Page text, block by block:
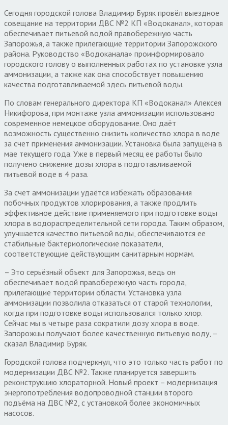
Сегодня городской голова Владимир Буряк провёл выездное
совещание на территории ДВС №2 КП «Водоканал», которая
обеспечивает питьевой водой правобережную часть
Запорожья, а также прилегающие территории Запорожского
района. Руководство «Водоканала» проинформировало
городского голову о выполненных работах по установке узла
аммонизации, а также как она способствует повышению
качества подготавливаемой здесь питьевой воды.
По словам генерального директора КП «Водоканал» Алексея
Никифорова, при монтаже узла аммонизации использовано
современное немецкое оборудование. Оно даёт
возможность существенно снизить количество хлора в воде
за счет применения аммонизации. Установка была запущена в
мае текущего года. Уже в первый месяц ее работы было
получено снижение дозы хлора в подготавливаемой
питьевой воде в 4 раза.
За счет аммонизации удаётся избежать образования
побочных продуктов хлорирования, а также продлить
эффективное действие применяемого при подготовке воды
хлора в водораспределительной сети города. Таким образом,
улучшается качество питьевой воды, обеспечиваются ее
стабильные бактериологические показатели,
соответствующие действующим санитарным нормам.
– Это серьёзный объект для Запорожья, ведь он
обеспечивает водой правобережную часть города,
прилегающие территории области. Установка узла
аммонизации позволила отказаться от старой технологии,
когда при подготовке воды использовался только хлор.
Сейчас мы в четыре раза сократили дозу хлора в воде.
Запорожцы получают более качественную питьевую воду, –
сказал Владимир Буряк.
Городской голова подчеркнул, что это только часть работ по
модернизации ДВС №2. Также планируется завершить
реконструкцию хлораторной. Новый проект – модернизация
энергопотребления водопроводной станции второго
подъёма на ДВС №2, с установкой более экономичных
насосов.